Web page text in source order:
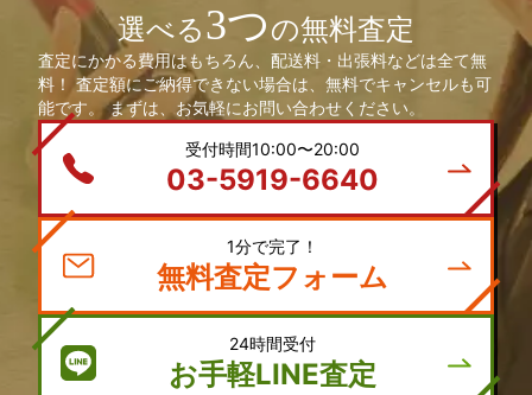
選べる3つの無料査定
査定にかかる費用はもちろん、配送料・出張料などは全て無
料！ 査定額にご納得できない場合は、無料でキャンセルも可
能です。 まずは、お気軽にお問い合わせください。
受付時間10:00〜20:00
03-5919-6640
1分で完了！
無料査定フォーム
24時間受付
お手軽LINE査定